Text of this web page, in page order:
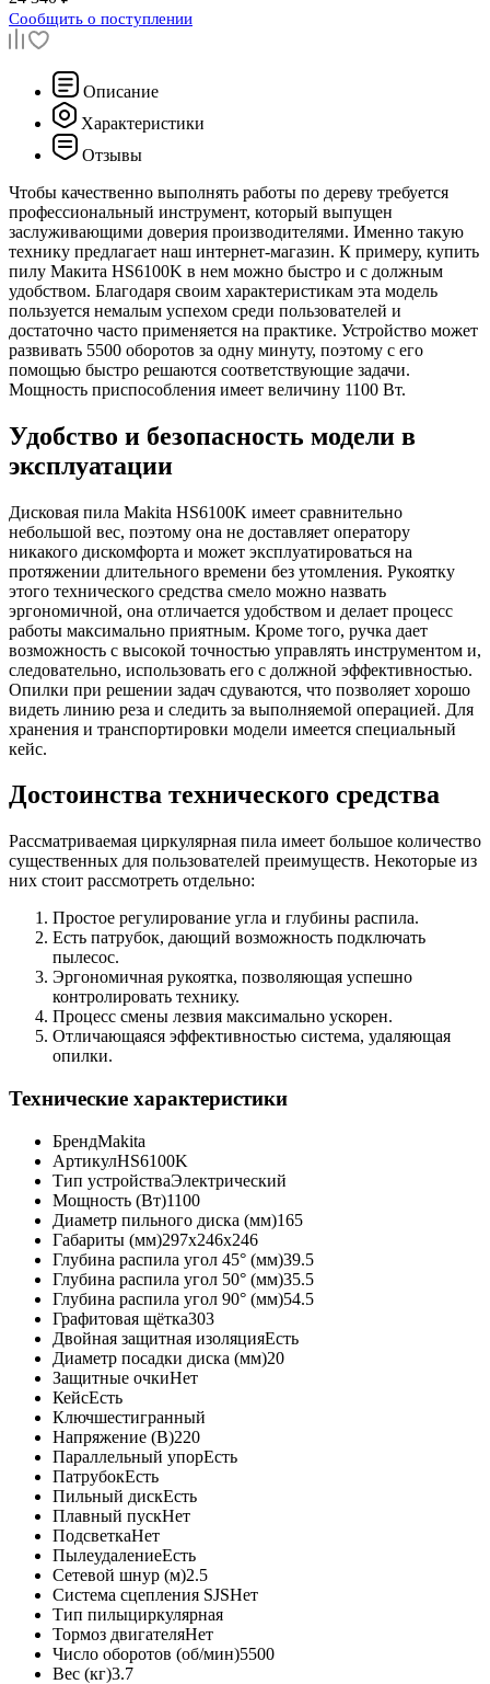
Сообщить о поступлении
Описание
Характеристики
Отзывы
Чтобы качественно выполнять работы по дереву требуется
профессиональный инструмент, который выпущен
заслуживающими доверия производителями. Именно такую
технику предлагает наш интернет-магазин. К примеру, купить
пилу Макита HS6100K в нем можно быстро и с должным
удобством. Благодаря своим характеристикам эта модель
пользуется немалым успехом среди пользователей и
достаточно часто применяется на практике. Устройство может
развивать 5500 оборотов за одну минуту, поэтому с его
помощью быстро решаются соответствующие задачи.
Мощность приспособления имеет величину 1100 Вт.
Удобство и безопасность модели в
эксплуатации
Дисковая пила Makita HS6100K имеет сравнительно
небольшой вес, поэтому она не доставляет оператору
никакого дискомфорта и может эксплуатироваться на
протяжении длительного времени без утомления. Рукоятку
этого технического средства смело можно назвать
эргономичной, она отличается удобством и делает процесс
работы максимально приятным. Кроме того, ручка дает
возможность с высокой точностью управлять инструментом и,
следовательно, использовать его с должной эффективностью.
Опилки при решении задач сдуваются, что позволяет хорошо
видеть линию реза и следить за выполняемой операцией. Для
хранения и транспортировки модели имеется специальный
кейс.
Достоинства технического средства
Рассматриваемая циркулярная пила имеет большое количество
существенных для пользователей преимуществ. Некоторые из
них стоит рассмотреть отдельно:
Простое регулирование угла и глубины распила.
Есть патрубок, дающий возможность подключать
пылесос.
Эргономичная рукоятка, позволяющая успешно
контролировать технику.
Процесс смены лезвия максимально ускорен.
Отличающаяся эффективностью система, удаляющая
опилки.
Технические характеристики
БрендMakita
АртикулHS6100K
Тип устройстваЭлектрический
Мощность (Вт)1100
Диаметр пильного диска (мм)165
Габариты (мм)297x246x246
Глубина распила угол 45° (мм)39.5
Глубина распила угол 50° (мм)35.5
Глубина распила угол 90° (мм)54.5
Графитовая щётка303
Двойная защитная изоляцияЕсть
Диаметр посадки диска (мм)20
Защитные очкиНет
КейсЕсть
Ключшестигранный
Напряжение (В)220
Параллельный упорЕсть
ПатрубокЕсть
Пильный дискЕсть
Плавный пускНет
ПодсветкаНет
ПылеудалениеЕсть
Сетевой шнур (м)2.5
Система сцепления SJSНет
Тип пилыциркулярная
Тормоз двигателяНет
Число оборотов (об/мин)5500
Вес (кг)3.7